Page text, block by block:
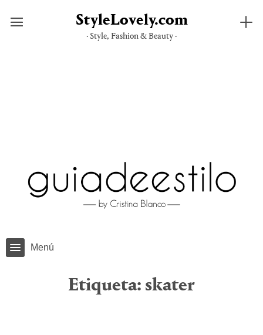
StyleLovely.com
· Style, Fashion & Beauty ·
Menú
Etiqueta: skater